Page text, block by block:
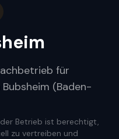
für
(Baden-
Betrieb ist berechtigt,
zu vertreiben und